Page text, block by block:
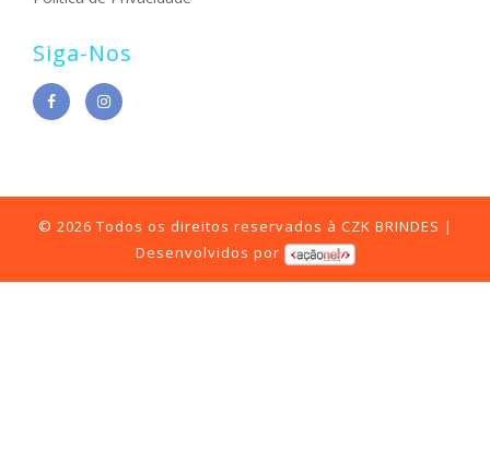
Siga-Nos
© 2026 Todos os direitos reservados à CZK BRINDES |
Desenvolvidos por